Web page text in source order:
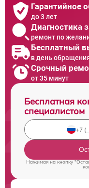
Гарантийное
до 3 лет
Диагностика
ремонт по
Бесплатный
в день
Срочный
от 35 минут
Бесплатная
специалистом
Нажимая на кнопку